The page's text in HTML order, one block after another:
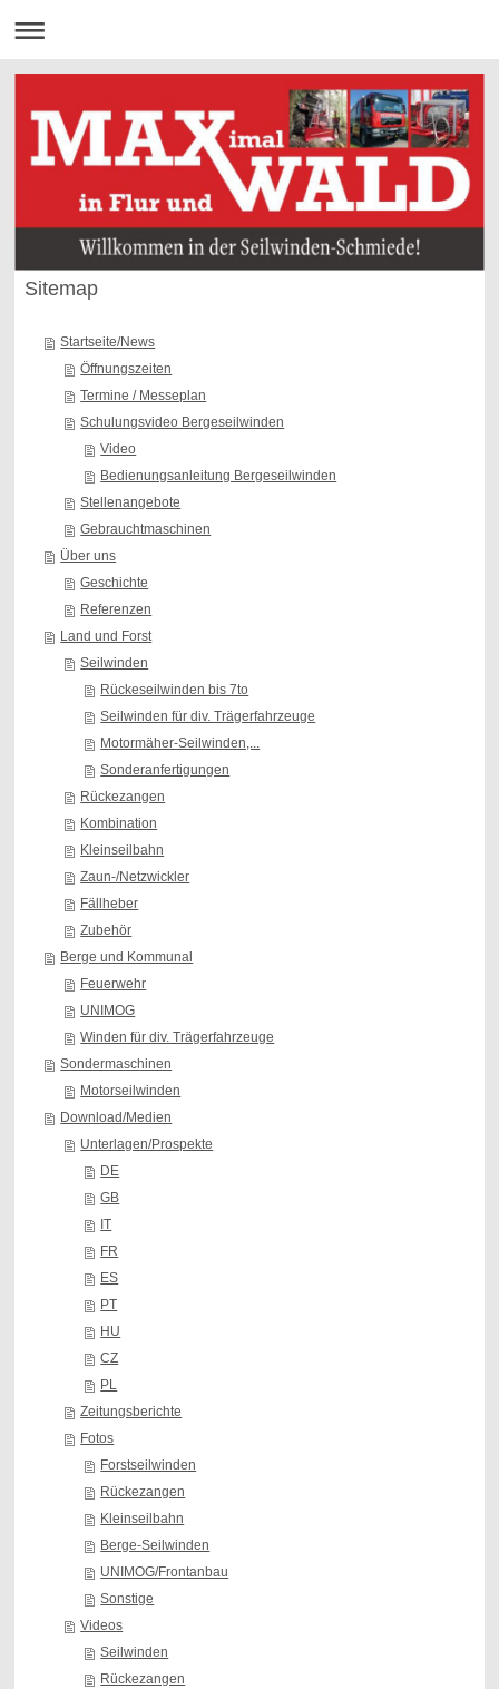
Sitemap
Startseite/News
Öffnungszeiten
Termine / Messeplan
Schulungsvideo Bergeseilwinden
Video
Bedienungsanleitung Bergeseilwinden
Stellenangebote
Gebrauchtmaschinen
Über uns
Geschichte
Referenzen
Land und Forst
Seilwinden
Rückeseilwinden bis 7to
Seilwinden für div. Trägerfahrzeuge
Motormäher-Seilwinden,...
Sonderanfertigungen
Rückezangen
Kombination
Kleinseilbahn
Zaun-/Netzwickler
Fällheber
Zubehör
Berge und Kommunal
Feuerwehr
UNIMOG
Winden für div. Trägerfahrzeuge
Sondermaschinen
Motorseilwinden
Download/Medien
Unterlagen/Prospekte
DE
GB
IT
FR
ES
PT
HU
CZ
PL
Zeitungsberichte
Fotos
Forstseilwinden
Rückezangen
Kleinseilbahn
Berge-Seilwinden
UNIMOG/Frontanbau
Sonstige
Videos
Seilwinden
Rückezangen